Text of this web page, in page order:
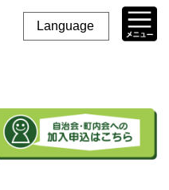
Language